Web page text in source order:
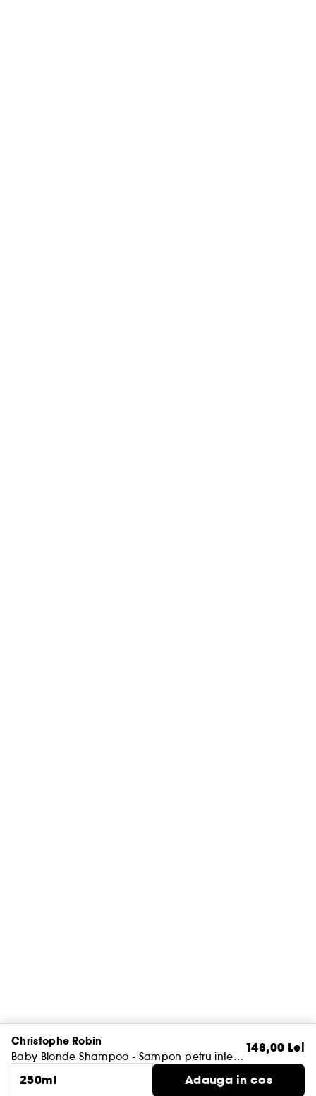
Christophe Robin
Baby Blonde Shampoo - Sampon petru intensificarea culorii parului blond
148,00 Lei
250ml
Adauga in cos